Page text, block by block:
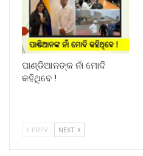
ପାଣ୍ଡିଆନଙ୍କ ନାଁ ମୋଦି
କହିଥିବେ !
PREV NEXT